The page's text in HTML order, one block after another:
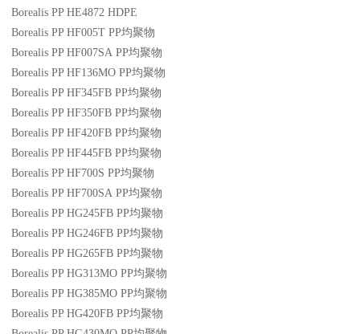
Borealis PP HE4872 HDPE
Borealis PP HF005T PP均聚物
Borealis PP HF007SA PP均聚物
Borealis PP HF136MO PP均聚物
Borealis PP HF345FB PP均聚物
Borealis PP HF350FB PP均聚物
Borealis PP HF420FB PP均聚物
Borealis PP HF445FB PP均聚物
Borealis PP HF700S PP均聚物
Borealis PP HF700SA PP均聚物
Borealis PP HG245FB PP均聚物
Borealis PP HG246FB PP均聚物
Borealis PP HG265FB PP均聚物
Borealis PP HG313MO PP均聚物
Borealis PP HG385MO PP均聚物
Borealis PP HG420FB PP均聚物